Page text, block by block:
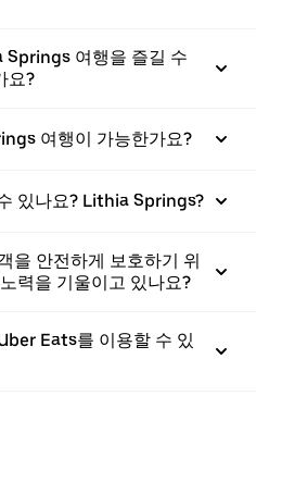
여행을 즐길 수
요?
여행이 가능한가요?
있나요? Lithia Springs?
을 안전하게 보호하기 위
력을 기울이고 있나요?
Eats를 이용할 수 있